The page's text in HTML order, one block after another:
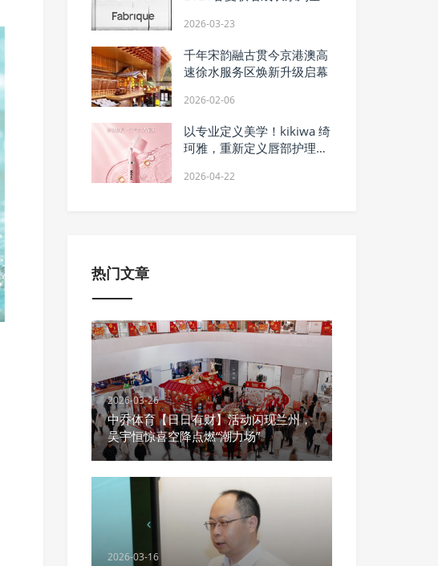
纽约天际线
2026-03-23
千年宋韵融古贯今京港澳高
速徐水服务区焕新升级启幕
2026-02-06
以专业定义美学！kikiwa 绮
珂雅，重新定义唇部护理专
2026-04-22
热门文章
2026-03-26
中乔体育【日日有财】活动闪现兰州，
吴宇恒惊喜空降点燃“潮力场”
2026-03-16